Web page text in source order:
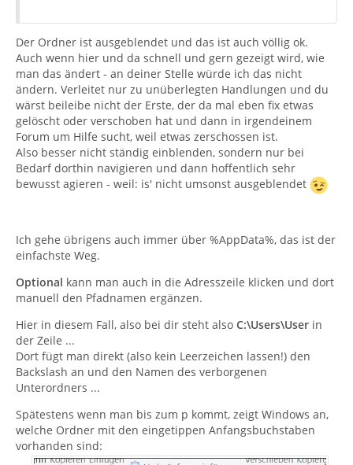
Der Ordner ist ausgeblendet und das ist auch völlig ok.
Auch wenn hier und da schnell und gern gezeigt wird, wie
man das ändert - an deiner Stelle würde ich das nicht
ändern. Verleitet nur zu unüberlegten Handlungen und du
wärst beileibe nicht der Erste, der da mal eben fix etwas
gelöscht oder verschoben hat und dann in irgendeinem
Forum um Hilfe sucht, weil etwas zerschossen ist.
Also besser nicht ständig einblenden, sondern nur bei
Bedarf dorthin navigieren und dann hoffentlich sehr
bewusst agieren - weil: is' nicht umsonst ausgeblendet
Ich gehe übrigens auch immer über %AppData%, das ist der
einfachste Weg.
Optional kann man auch in die Adresszeile klicken und dort
manuell den Pfadnamen ergänzen.
Hier in diesem Fall, also bei dir steht also C:\Users\User in
der Zeile ...
Dort fügt man direkt (also kein Leerzeichen lassen!) den
Backslash an und den Namen des verborgenen
Unterordners ...
Spätestens wenn man bis zum p kommt, zeigt Windows an,
welche Ordner mit den eingetippen Anfangsbuchstaben
vorhanden sind: